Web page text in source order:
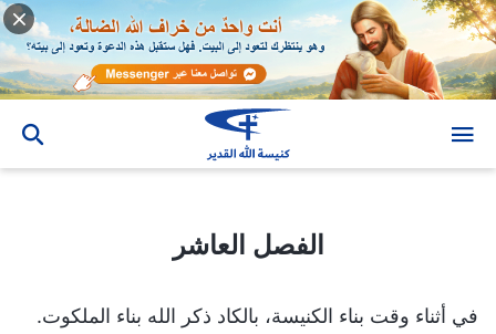
الفصل العاشر
في أثناء وقت بناء الكنيسة، بالكاد ذكر الله بناء الملكوت.